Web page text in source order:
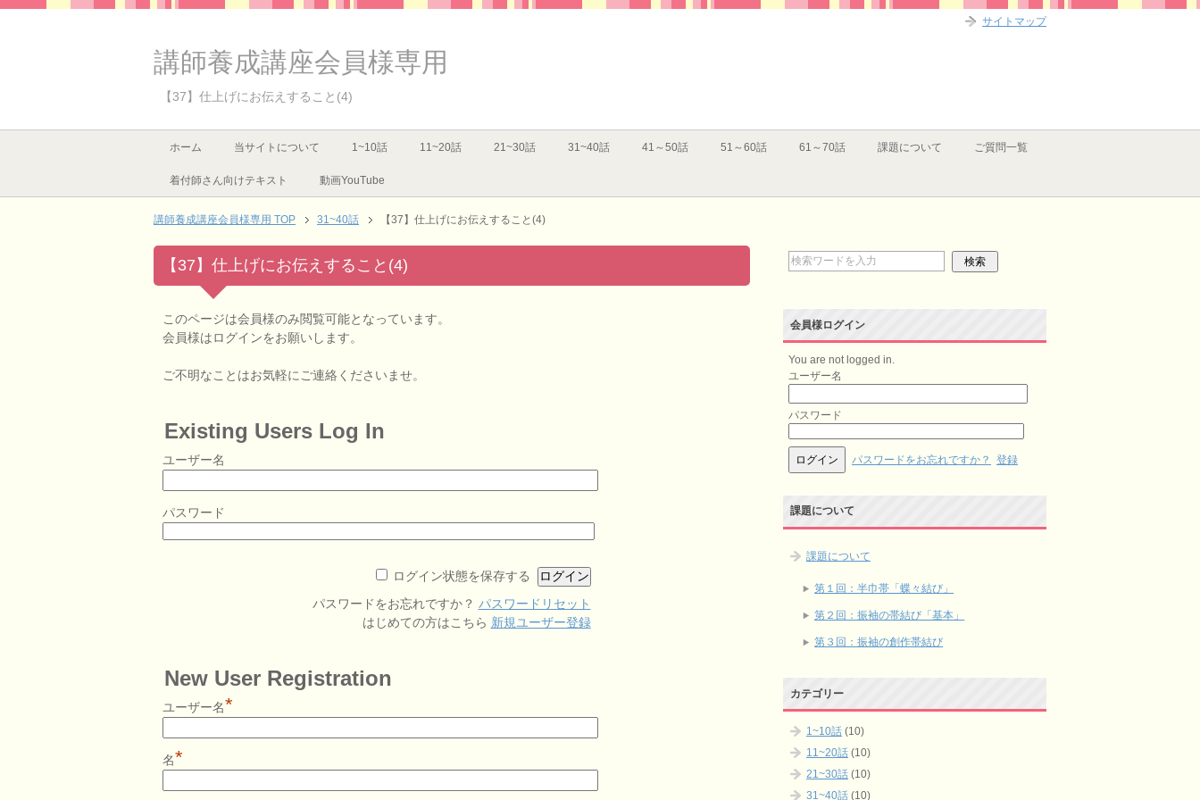
講師養成講座会員様専用
【37】仕上げにお伝えすること(4)
ホーム 当サイトについて 1~10話 11~20話 21~30話 31~40話 41～50話 51～60話 61～70話 課題について ご質問一覧
着付師さん向けテキスト 動画YouTube
講師養成講座会員様専用 TOP 31~40話 【37】仕上げにお伝えすること(4)
【37】仕上げにお伝えすること(4)
このページは会員様のみ閲覧可能となっています。
会員様はログインをお願いします。
ご不明なことはお気軽にご連絡くださいませ。
Existing Users Log In
ユーザー名
パスワード
ログイン状態を保存する
パスワードをお忘れですか？ パスワードリセット
はじめての方はこちら 新規ユーザー登録
New User Registration
ユーザー名*
名*
会員様ログイン
You are not logged in.
ユーザー名
パスワード
パスワードをお忘れですか？ 登録
課題について
課題について
第１回：半巾帯「蝶々結び」
第２回：振袖の帯結び「基本」
第３回：振袖の創作帯結び
カテゴリー
1~10話 (10)
11~20話 (10)
21~30話 (10)
31~40話 (10)
サイトマップ